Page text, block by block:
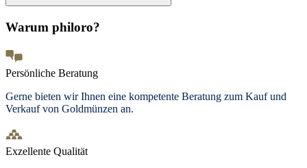
Warum philoro?
Persönliche Beratung
Gerne bieten wir Ihnen eine kompetente Beratung zum Kauf und
Verkauf von Goldmünzen an.
Exzellente Qualität